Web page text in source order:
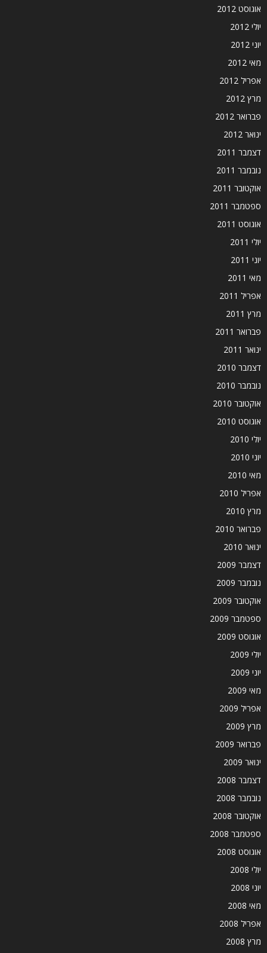
אוגוסט 2012
יולי 2012
יוני 2012
מאי 2012
אפריל 2012
מרץ 2012
פברואר 2012
ינואר 2012
דצמבר 2011
נובמבר 2011
אוקטובר 2011
ספטמבר 2011
אוגוסט 2011
יולי 2011
יוני 2011
מאי 2011
אפריל 2011
מרץ 2011
פברואר 2011
ינואר 2011
דצמבר 2010
נובמבר 2010
אוקטובר 2010
אוגוסט 2010
יולי 2010
יוני 2010
מאי 2010
אפריל 2010
מרץ 2010
פברואר 2010
ינואר 2010
דצמבר 2009
נובמבר 2009
אוקטובר 2009
ספטמבר 2009
אוגוסט 2009
יולי 2009
יוני 2009
מאי 2009
אפריל 2009
מרץ 2009
פברואר 2009
ינואר 2009
דצמבר 2008
נובמבר 2008
אוקטובר 2008
ספטמבר 2008
אוגוסט 2008
יולי 2008
יוני 2008
מאי 2008
אפריל 2008
מרץ 2008